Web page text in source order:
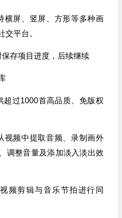
横屏、竖屏、方形等多种画
交平台。
存项目进度，后续继续
超过1000首高品质、免版权
视频中提取音频、录制画外
调整音量及添加淡入淡出效
频剪辑与音乐节拍进行同